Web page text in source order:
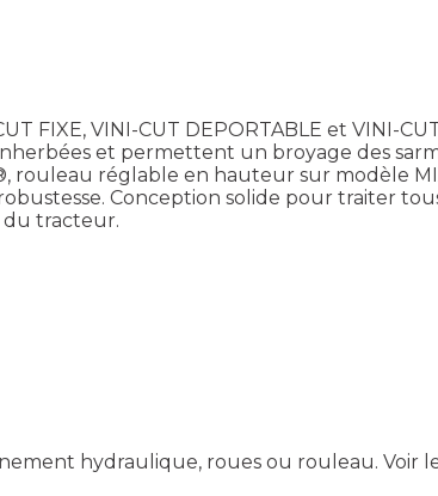
FIXE, VINI-CUT DEPORTABLE et VINI-
et permettent un broyage des
rouleau réglable en hauteur sur modèle
Conception solide pour traiter
du tracteur.
hydraulique, roues ou rouleau. Voir